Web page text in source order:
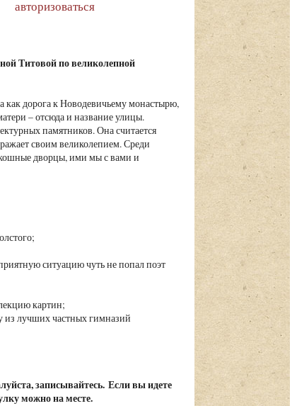
авторизоваться
Титовой по великолепной
как дорога к Новодевичьему монастырю,
– отсюда и название улицы.
памятников. Она считается
своим великолепием. Среди
дворцы, ими мы с вами и
ситуацию чуть не попал поэт
картин;
из лучших частных гимназий
записывайтесь. Если вы идете
можно на месте.